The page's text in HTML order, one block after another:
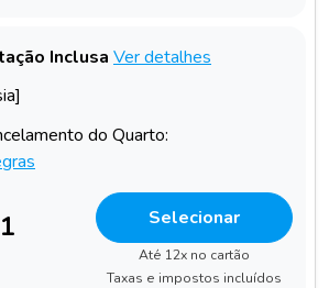
Inclusa Ver detalhes
do Quarto:
Selecionar
Até 12x no cartão
Taxas e impostos incluídos